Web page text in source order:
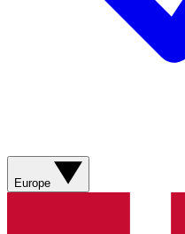
Europe